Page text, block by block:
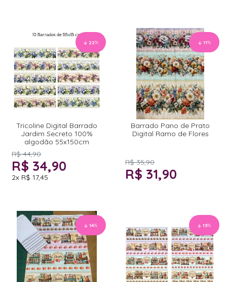
22%
Tricoline Digital Barrado
Jardim Secreto 100%
algodão 55x150cm
R$ 44,90
R$ 34,90
2x R$ 17,45
11%
Barrado Pano de Prato
Digital Ramo de Flores
R$ 35,90
R$ 31,90
14% 13%